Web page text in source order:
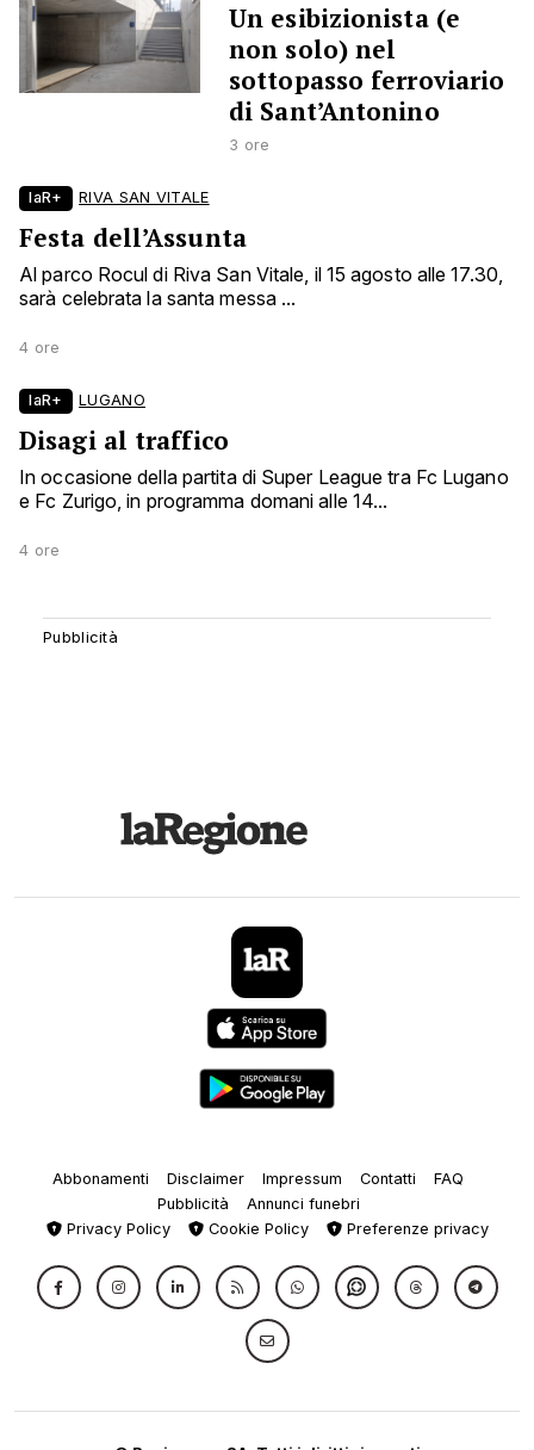
Un esibizionista (e
non solo) nel
sottopasso ferroviario
di Sant’Antonino
3 ore
laR+ RIVA SAN VITALE
Festa dell’Assunta
Al parco Rocul di Riva San Vitale, il 15 agosto alle 17.30,
sarà celebrata la santa messa ...
4 ore
laR+ LUGANO
Disagi al traffico
In occasione della partita di Super League tra Fc Lugano
e Fc Zurigo, in programma domani alle 14...
4 ore
Abbonamenti Disclaimer Impressum Contatti
FAQ
Pubblicità
Annunci funebri
Privacy Policy
Cookie Policy Preferenze privacy